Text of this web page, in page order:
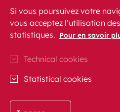
News PRM FAQ Contact
CFL on Instagram
Blog CFL (opens
CFL on
Si vous poursuivez votre
vous acceptez l’utilisation
statistiques. Pour en savoir
Technical cookies
Statistical cookies